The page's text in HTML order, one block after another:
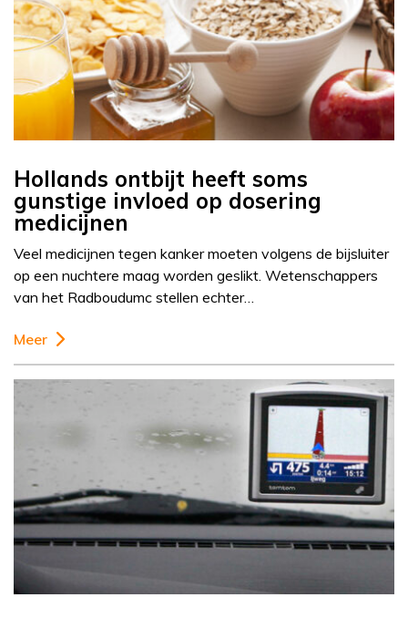
Hollands ontbijt heeft soms
gunstige invloed op dosering
medicijnen
Veel medicijnen tegen kanker moeten volgens de bijsluiter
op een nuchtere maag worden geslikt. Wetenschappers
van het Radboudumc stellen echter…
Meer